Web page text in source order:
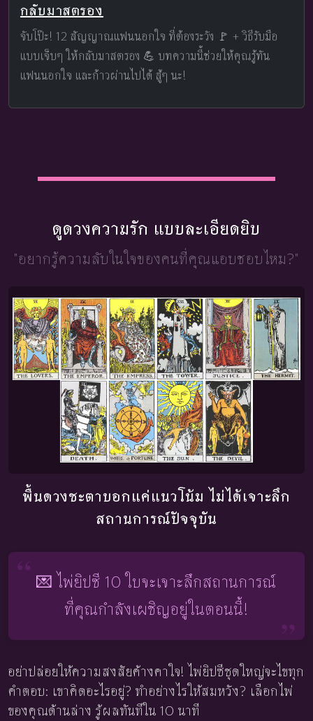
กลับมาสตรอง
จับโป๊ะ! 12 สัญญาณแฟนนอกใจ ที่ต้องระวัง 🚩 + วิธีรับมือ
แบบเจ็บๆ ให้กลับมาสตรอง 💪 บทความนี้ช่วยให้คุณรู้ทัน
แฟนนอกใจ และก้าวผ่านไปได้ สู้ๆ นะ!
ดูดวงความรัก แบบละเอียดยิบ
"อยากรู้ความลับในใจของคนที่คุณแอบชอบไหม?"
พื้นดวงชะตาบอกแค่แนวโน้ม ไม่ได้เจาะลึก
สถานการณ์ปัจจุบัน
💌 ไพ่ยิปซี 10 ใบจะเจาะลึกสถานการณ์
ที่คุณกำลังเผชิญอยู่ในตอนนี้!
อย่าปล่อยให้ความสงสัยค้างคาใจ! ไพ่ยิปซีชุดใหญ่จะไขทุก
คำตอบ: เขาคิดอะไรอยู่? ทำอย่างไรให้สมหวัง? เลือกไพ่
ของคุณด้านล่าง รู้ผลทันทีใน 10 นาที